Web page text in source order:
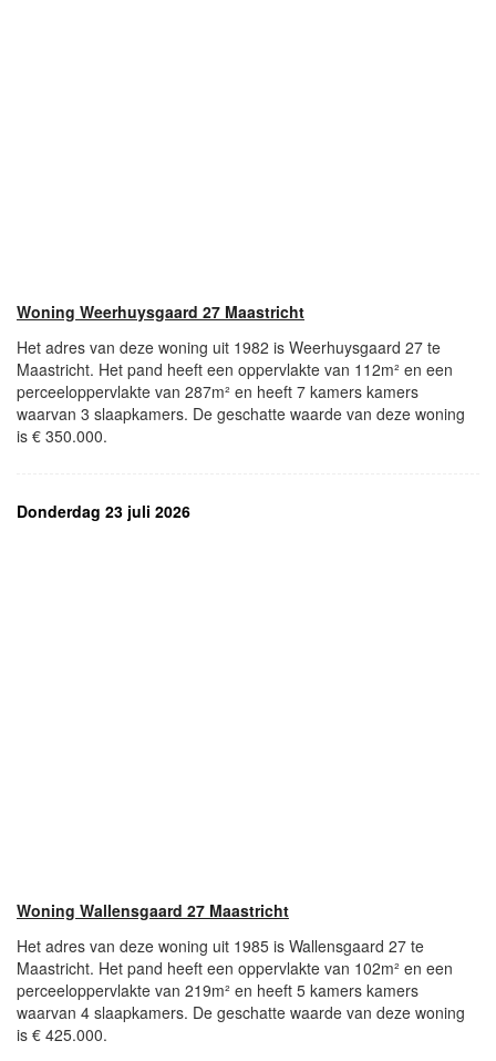
Woning Weerhuysgaard 27 Maastricht
Het adres van deze woning uit 1982 is Weerhuysgaard 27 te
Maastricht. Het pand heeft een oppervlakte van 112m² en een
perceeloppervlakte van 287m² en heeft 7 kamers kamers
waarvan 3 slaapkamers. De geschatte waarde van deze woning
is € 350.000.
Donderdag 23 juli 2026
Woning Wallensgaard 27 Maastricht
Het adres van deze woning uit 1985 is Wallensgaard 27 te
Maastricht. Het pand heeft een oppervlakte van 102m² en een
perceeloppervlakte van 219m² en heeft 5 kamers kamers
waarvan 4 slaapkamers. De geschatte waarde van deze woning
is € 425.000.